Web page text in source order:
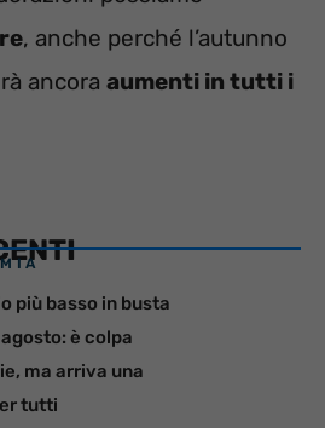
, anche perché l’autunno
ancora aumenti in tutti i
più basso in busta
è colpa
ma arriva una
tutti